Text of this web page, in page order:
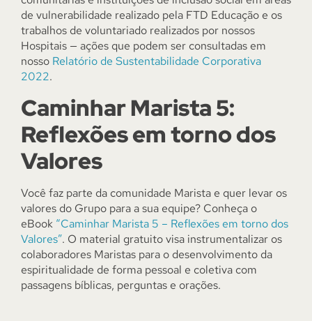
de vulnerabilidade realizado pela FTD Educação e os
trabalhos de voluntariado realizados por nossos
Hospitais — ações que podem ser consultadas em
nosso Relatório de Sustentabilidade Corporativa
2022.
Caminhar Marista 5:
Reflexões em torno dos
Valores
Você faz parte da comunidade Marista e quer levar os
valores do Grupo para a sua equipe? Conheça o
eBook “Caminhar Marista 5 – Reflexões em torno dos
Valores”. O material gratuito visa instrumentalizar os
colaboradores Maristas para o desenvolvimento da
espiritualidade de forma pessoal e coletiva com
passagens bíblicas, perguntas e orações.